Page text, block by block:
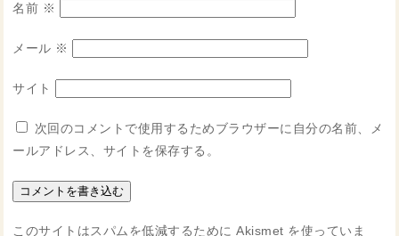
名前 ※
メール ※
サイト
次回のコメントで使用するためブラウザーに自分の名前、メ
ールアドレス、サイトを保存する。
このサイトはスパムを低減するために Akismet を使っていま